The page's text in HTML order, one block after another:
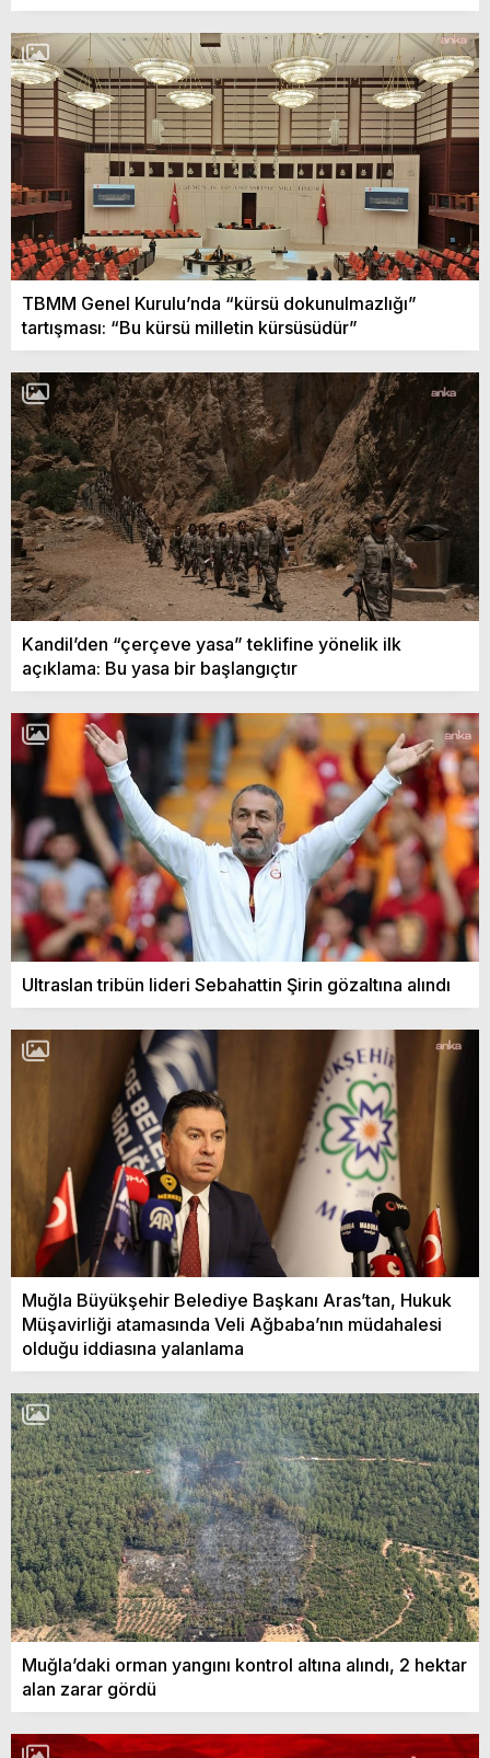
TBMM Genel Kurulu’nda “kürsü dokunulmazlığı”
tartışması: “Bu kürsü milletin kürsüsüdür”
Kandil’den “çerçeve yasa” teklifine yönelik ilk
açıklama: Bu yasa bir başlangıçtır
Ultraslan tribün lideri Sebahattin Şirin gözaltına alındı
Muğla Büyükşehir Belediye Başkanı Aras’tan, Hukuk
Müşavirliği atamasında Veli Ağbaba’nın müdahalesi
olduğu iddiasına yalanlama
Muğla’daki orman yangını kontrol altına alındı, 2 hektar
alan zarar gördü